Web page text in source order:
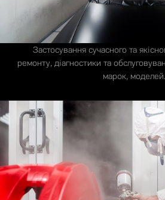
Застосування сучасного та
ремонту, діагностики та
марок, моделей.